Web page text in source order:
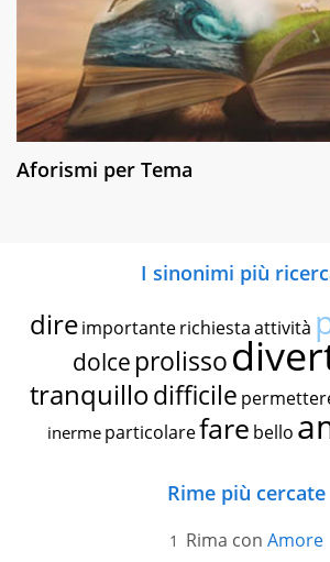
Aforismi per Tema
I sinonimi più
dire importante richiestaattività
dolce prolisso
tranquillodifficile
inerme particolarefare bello
Rime più cercate
Rima con Amore